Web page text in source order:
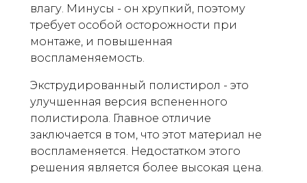
влагу. Минусы - он хрупкий, поэтому
требует особой осторожности при
монтаже, и повышенная
воспламеняемость.
Экструдированный полистирол - это
улучшенная версия вспененного
полистирола. Главное отличие
заключается в том, что этот материал не
воспламеняется. Недостатком этого
решения является более высокая цена.